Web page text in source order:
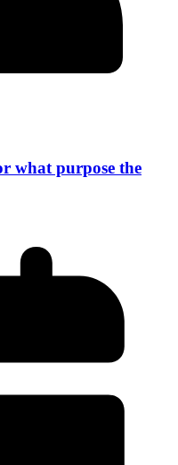
what purpose the